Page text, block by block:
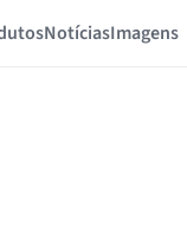
NotíciasImagens